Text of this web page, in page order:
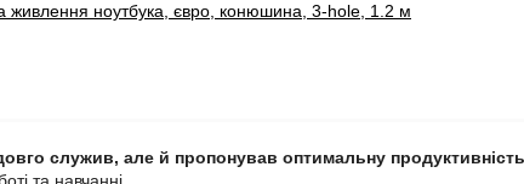
живлення ноутбука, євро, конюшина, 3-hole, 1.2 м
служив, але й пропонував оптимальну